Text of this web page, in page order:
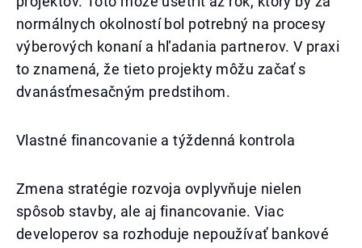
normálnych okolností bol potrebný na procesy
výberových konaní a hľadania partnerov. V praxi
to znamená, že tieto projekty môžu začať s
dvanásťmesačným predstihom.
Vlastné financovanie a týždenná kontrola
Zmena stratégie rozvoja ovplyvňuje nielen
spôsob stavby, ale aj financovanie. Viac
developerov sa rozhoduje nepoužívať bankové